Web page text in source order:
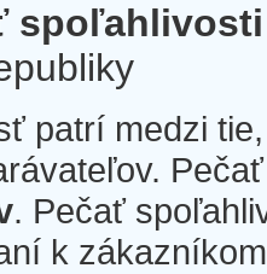
spoľahlivosti
patrí medzi
. Pečať
k